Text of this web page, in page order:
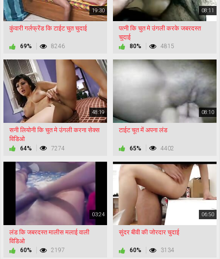
19:30
कुंवारी गर्लफ्रेंड कि टाईट चुत चुदाई
69% 8246
08:11
पत्नी कि चुत मे उंगली करके जबरदस्त
चुदाई
80% 4815
48:19
सनी लियोनी कि चुत मे उंगली करना सेक्स
विडिओ
64% 7274
08:10
टाईट चूत में अपना लंड
65% 4402
03:24
लंड कि जबरदस्त मालीस मलाई वाली
विडिओ
60% 2197
06:50
सुंदर बीवी की जोरदार चुदाई
60% 3134